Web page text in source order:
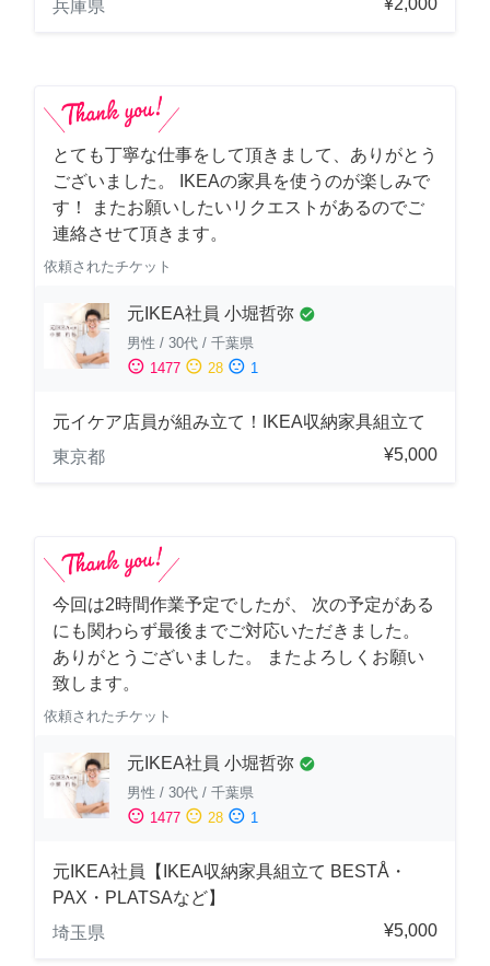
兵庫県
¥2,000
とても丁寧な仕事をして頂きまして、ありがとう
ございました。 IKEAの家具を使うのが楽しみで
す！ またお願いしたいリクエストがあるのでご
連絡させて頂きます。
依頼されたチケット
元IKEA社員 小堀哲弥 check_circle
男性 / 30代 / 千葉県
sentiment_satisfied 1477 sentiment_neutral 28 sentiment_dissatisfied 1
元イケア店員が組み立て！IKEA収納家具組立て
東京都
¥5,000
今回は2時間作業予定でしたが、 次の予定がある
にも関わらず最後までご対応いただきました。
ありがとうございました。 またよろしくお願い
致します。
依頼されたチケット
元IKEA社員 小堀哲弥 check_circle
男性 / 30代 / 千葉県
sentiment_satisfied 1477 sentiment_neutral 28 sentiment_dissatisfied 1
元IKEA社員【IKEA収納家具組立て BESTÅ・
PAX・PLATSAなど】
埼玉県
¥5,000